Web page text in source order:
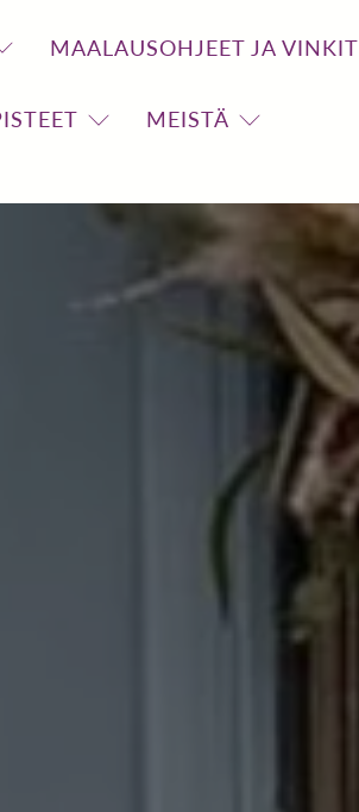
MAALAUSOHJEET JA VINKIT
MEISTÄ